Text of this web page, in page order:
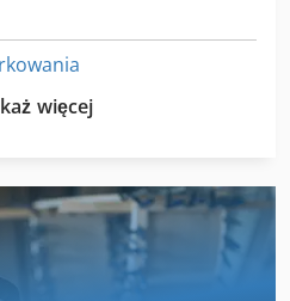
Drutu
więcej